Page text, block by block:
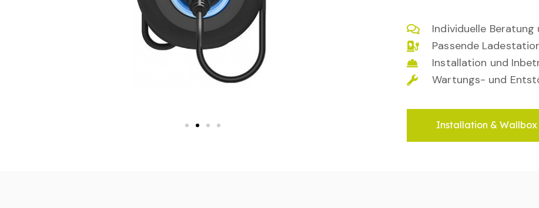
Individuelle Beratung
Passende
Installation und
Wartungs- und
Installation &